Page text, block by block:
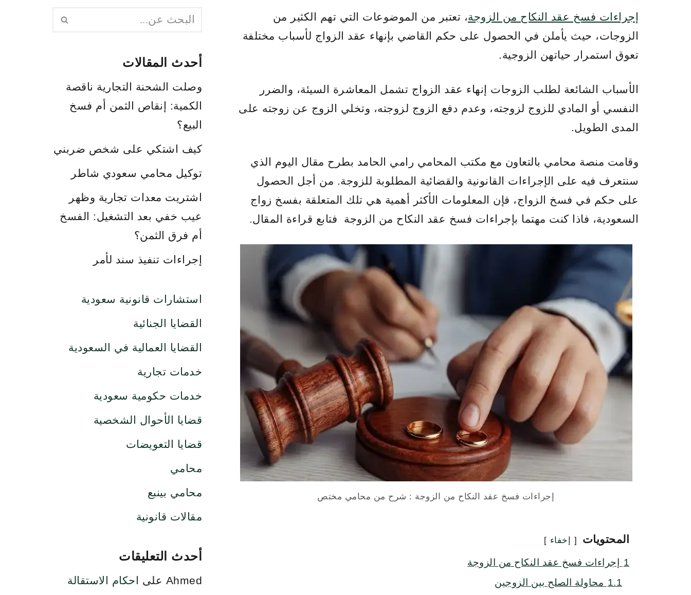
إجراءات فسخ عقد النكاح من الزوجة، تعتبر من الموضوعات التي تهم الكثير من
الزوجات، حيث يأملن في الحصول على حكم القاضي بإنهاء عقد الزواج لأسباب مختلفة
تعوق استمرار حياتهن الزوجية.
الأسباب الشائعة لطلب الزوجات إنهاء عقد الزواج تشمل المعاشرة السيئة، والضرر
النفسي أو المادي للزوج لزوجته، وعدم دفع الزوج لزوجته، وتخلي الزوج عن زوجته على
المدى الطويل.
وقامت منصة محامي بالتعاون مع مكتب المحامي رامي الحامد بطرح مقال اليوم الذي
سنتعرف فيه على الإجراءات القانونية والقضائية المطلوبة للزوجة. من أجل الحصول
على حكم في فسخ الزواج، فإن المعلومات الأكثر أهمية هي تلك المتعلقة بفسخ زواج
السعودية، فاذا كنت مهتما بإجراءات فسخ عقد النكاح من الزوجة فتابع قراءة المقال.
إجراءات فسخ عقد النكاح من الزوجة : شرح من محامي مختص
المحتويات إخفاء
1
إجراءات فسخ عقد النكاح من الزوجة
1.1 محاولة الصلح بين الزوجين
أحدث المقالات
وصلت الشحنة التجارية ناقصة
الكمية: إنقاص الثمن أم فسخ
البيع؟
كيف اشتكي على شخص ضربني
توكيل محامي سعودي شاطر
اشتريت معدات تجارية وظهر
عيب خفي بعد التشغيل: الفسخ
أم فرق الثمن؟
إجراءات تنفيذ سند لأمر
استشارات قانونية سعودية
القضايا الجنائية
القضايا العمالية في السعودية
خدمات تجارية
خدمات حكومية سعودية
قضايا الأحوال الشخصية
قضايا التعويضات
محامي
محامي بينبع
مقالات قانونية
أحدث التعليقات
Ahmed على
احكام الاستقالة